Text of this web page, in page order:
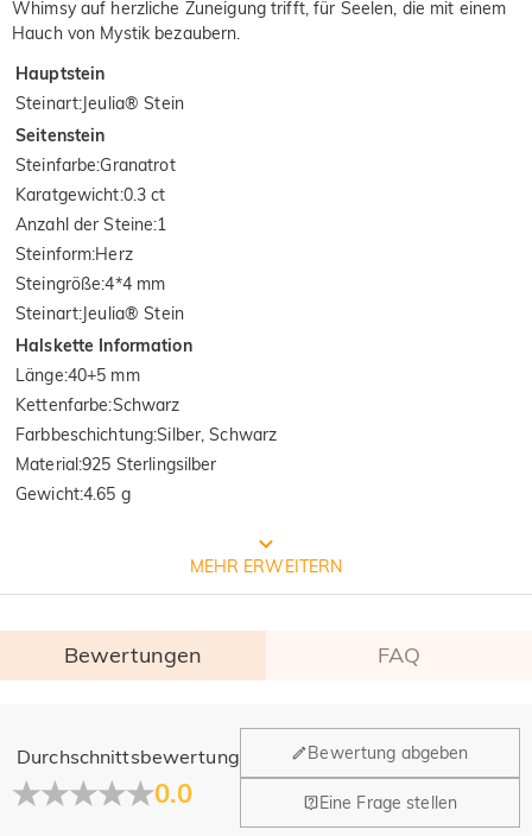
Whimsy auf herzliche Zuneigung trifft, für Seelen, die mit einem
Hauch von Mystik bezaubern.
Hauptstein
Steinart:Jeulia® Stein
Seitenstein
Steinfarbe:Granatrot
Karatgewicht:0.3 ct
Anzahl der Steine:1
Steinform:Herz
Steingröße:4*4 mm
Steinart:Jeulia® Stein
Halskette Information
Länge:40+5 mm
Kettenfarbe:Schwarz
Farbbeschichtung:Silber, Schwarz
Material:925 Sterlingsilber
Gewicht:4.65 g
Von der internationalen Institution
SGS: Das weltweit größte und älteste multinationale Unternehmen
für Produktqualitätskontrolle und technische Identifizierung.
von Nickel: Pass
MEHR ERWEITERN
Bewertungen FAQ
Durchschnittsbewertung
0.0
Bewertung abgeben
Eine Frage stellen
Allgemein
Wo befindet sich Ihr Unternehmen?
Unser Hauptbüro befindet sich in Los Angeles, Kalifornien,